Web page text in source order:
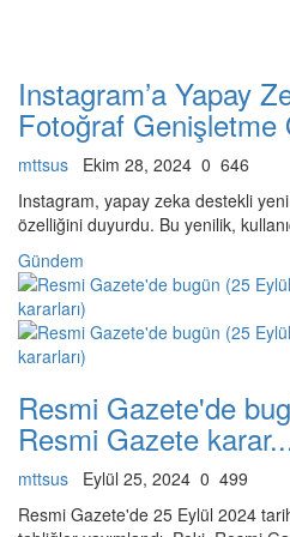
Instagram’a Yapay
Fotoğraf Genişletme
mttsus Ekim 28, 2024 0 646
Instagram, yapay zeka destekli
özelliğini duyurdu. Bu yenilik,
Gündem
Resmi Gazete'de
Resmi Gazete
mttsus Eylül 25, 2024 0 499
Resmi Gazete'de 25 Eylül 2024